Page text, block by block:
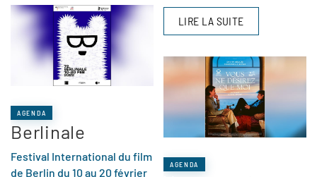
AGENDA
Berlinale
Festival International du film
de Berlin du 10 au 20 février
LIRE LA SUITE
AGENDA